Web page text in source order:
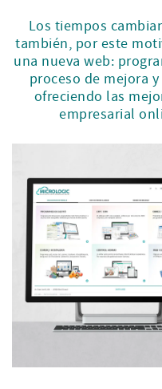
Los tiempos
también, por este
una nueva web:
proceso de mejora
ofreciendo las
empresarial